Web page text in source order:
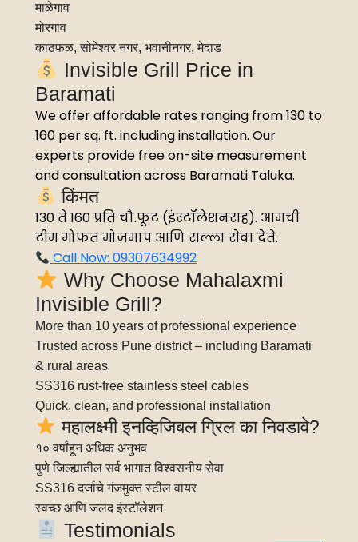
माळेगाव
मोरगाव
काठफळ, सोमेश्वर नगर, भवानीनगर, मेदाड
Invisible Grill Price in
Baramati
We offer affordable rates ranging from ₹130 to
₹160 per sq. ft. including installation. Our
experts provide free on-site measurement
and consultation across Baramati Taluka.
किंमत
₹130 ते ₹160 प्रति चौ.फूट (इंस्टॉलेशनसह). आमची
टीम मोफत मोजमाप आणि सल्ला सेवा देते.
Call Now: 09307634992
Why Choose Mahalaxmi
Invisible Grill?
More than 10 years of professional experience
Trusted across Pune district – including Baramati
& rural areas
SS316 rust-free stainless steel cables
Quick, clean, and professional installation
महालक्ष्मी इनव्हिजिबल ग्रिल का निवडावे?
१० वर्षांहून अधिक अनुभव
पुणे जिल्ह्यातील सर्व भागात विश्वसनीय सेवा
SS316 दर्जाचे गंजमुक्त स्टील वायर
स्वच्छ आणि जलद इंस्टॉलेशन
Testimonials